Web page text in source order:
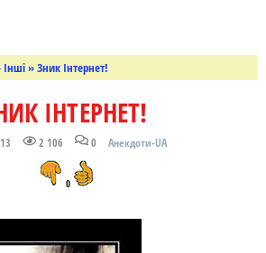
Інші» Зник Інтернет!
ІНТЕРНЕТ!
2 106 0 Анекдоти-UA
0